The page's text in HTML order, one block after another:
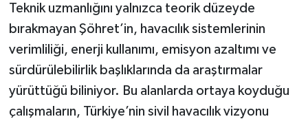
Teknik uzmanlığını yalnızca teorik düzeyde
bırakmayan Şöhret’in, havacılık sistemlerinin
verimliliği, enerji kullanımı, emisyon azaltımı ve
sürdürülebilirlik başlıklarında da araştırmalar
yürüttüğü biliniyor. Bu alanlarda ortaya koyduğu
çalışmaların, Türkiye’nin sivil havacılık vizyonu